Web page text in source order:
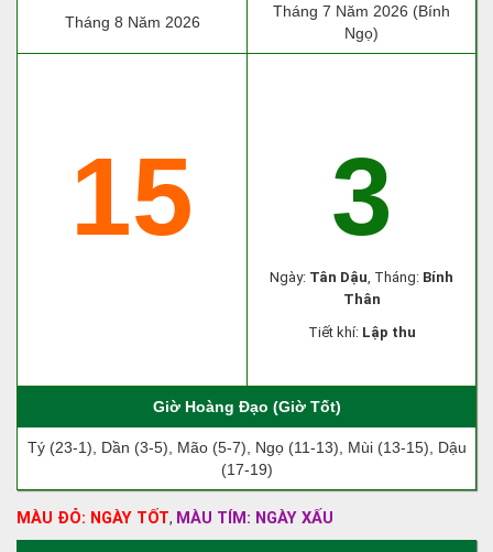
Tháng 8 Năm 2026
Tháng 7 Năm 2026 (Bính
Ngọ)
15 3
Ngày: Tân Dậu, Tháng: Bính
Thân
Tiết khí: Lập thu
Giờ Hoàng Đạo (Giờ Tốt)
Tý (23-1), Dần (3-5), Mão (5-7), Ngọ (11-13), Mùi (13-15), Dậu
(17-19)
MÀU ĐỎ: NGÀY TỐT, MÀU TÍM: NGÀY XẤU